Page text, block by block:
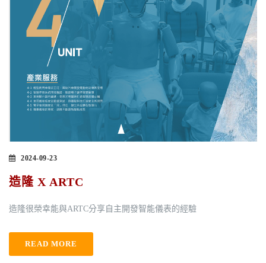
2024-09-23
造隆 X ARTC
造隆很榮幸能與ARTC分享自主開發智能儀表的經驗
READ MORE